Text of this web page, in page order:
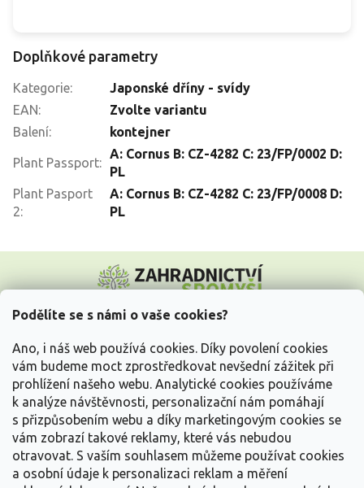
Podělíte se s námi o vaše cookies?
Ano, i náš web používá cookies. Díky povolení cookies
vám budeme moct zprostředkovat nevšední zážitek při
prohlížení našeho webu. Analytické cookies používáme
k analýze návštěvnosti, personalizační nám pomáhají
s přizpůsobením webu a díky marketingovým cookies se
vám zobrazí takové reklamy, které vás nebudou
otravovat. S vaším souhlasem můžeme používat cookies
a osobní údaje k personalizaci reklam a měření
Doplňkové parametry
Kategorie:
Japonské dříny - svídy
EAN:
Zvolte variantu
Balení: kontejner
Plant Passport:
A: Cornus B: CZ-4282 C: 23/FP/0002 D:
PL
Plant Pasport
2:
A: Cornus B: CZ-4282 C: 23/FP/0008 D:
PL
p
Vše o nákupu
Informace pro Vás
Kontakujte nás